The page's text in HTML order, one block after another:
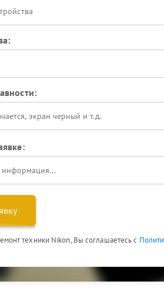
техники Nikon, Вы соглашаетесь с